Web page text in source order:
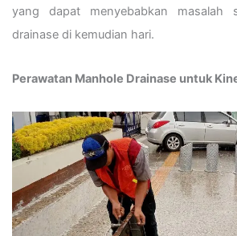
yang dapat menyebabkan masalah
drainase di kemudian hari.
Perawatan Manhole Drainase untuk